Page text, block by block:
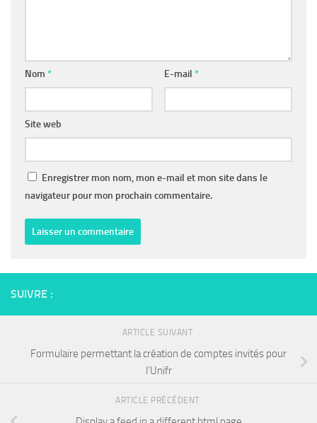
Nom * E-mail *
Site web
Enregistrer mon nom, mon e-mail et mon site dans le
navigateur pour mon prochain commentaire.
SUIVRE :
ARTICLE SUIVANT
Formulaire permettant la création de comptes invités pour
l’Unifr
ARTICLE PRÉCÉDENT